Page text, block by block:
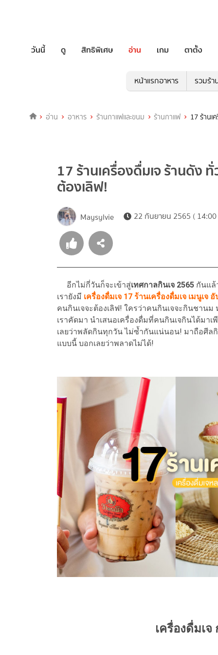
วันนี้ ดู สิทธิพิเศษ อ่าน เกม ตาตั้ง
หน้าแรกอาหาร รวมร้า
อ่าน อาหาร ร้านกาแฟและขนม ร้านกาแฟ 17 ร้านเ
17 ร้านเครื่องดื่มเจ ร้านดัง
ต้องเลิฟ!
Maysylvie 22 กันยายน 2565 (
อีกไม่กี่วันก็จะเข้าสู่เทศกาลกินเจ 2565 กันแล้
เรายังมี เครื่องดื่มเจ 17 ร้านเครื่องดื่มเจ เมนูเจ
คนกินเจจะต้องเลิฟ! ใครว่าคนกินเจจะกินชาน
เราคัดมา นำเสนอเครื่องดื่มที่คนกินเจกินได้มา
เลยว่าพลัดกินทุกวัน ไม่ซ้ำกันแน่นอน! มาถือศีล
แบบนี้ บอกเลยว่าพลาดไม่ได้!
เครื่องดื่มเจ